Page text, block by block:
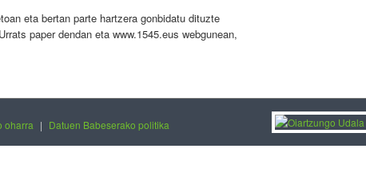
eta bertan parte hartzera gonbidatu dituzte
paper dendan eta www.1545.eus webgunean,
oharra | Datuen Babeserako politika